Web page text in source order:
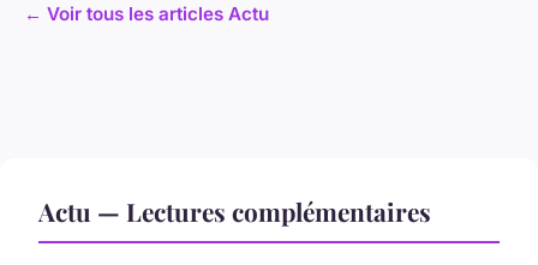
← Voir tous les articles Actu
Actu — Lectures complémentaires